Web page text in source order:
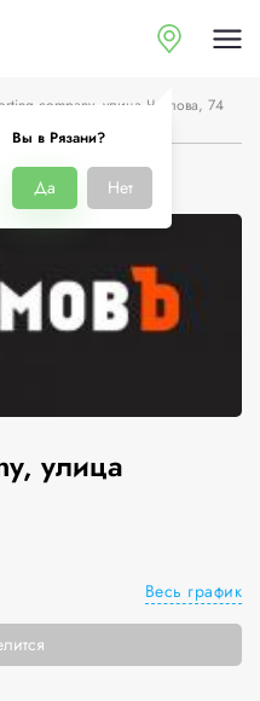
Вы в Рязани?
Да Нет
company, улица Чкалова, 74
О компании
улица
Весь график